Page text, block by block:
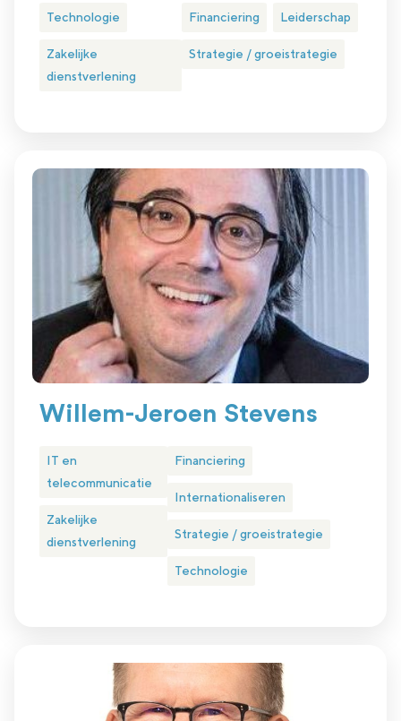
Technologie
Zakelijke
dienstverlening
Financiering Leiderschap
Strategie / groeistrategie
Willem-Jeroen Stevens
IT en
telecommunicatie
Zakelijke
dienstverlening
Financiering
Internationaliseren
Strategie / groeistrategie
Technologie